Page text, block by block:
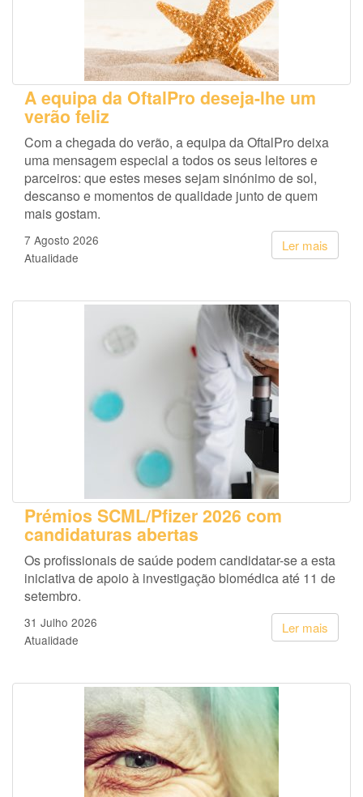
A equipa da OftalPro deseja-lhe um
verão feliz
Com a chegada do verão, a equipa da OftalPro deixa
uma mensagem especial a todos os seus leitores e
parceiros: que estes meses sejam sinónimo de sol,
descanso e momentos de qualidade junto de quem
mais gostam.
Ler mais
7 Agosto 2026
Atualidade
Prémios SCML/Pfizer 2026 com
candidaturas abertas
Os profissionais de saúde podem candidatar-se a esta
iniciativa de apoio à investigação biomédica até 11 de
setembro.
Ler mais
31 Julho 2026
Atualidade